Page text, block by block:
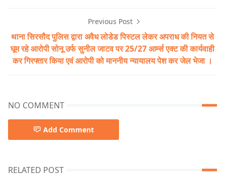
Previous Post
थाना सिरसौद पुलिस द्वारा अवैध लोडेड पिस्टल लेकर अपराध की नियत से
घूम रहे आरोपी सोनू उर्फ सुनील जाटव पर 25/27 आर्म्स एक्ट की कार्यवाही
कर गिरफ्तार किया एवं आरोपी को माननीय न्यायालय पेश कर जेल भेजा ।
NO COMMENT
Add Comment
RELATED POST